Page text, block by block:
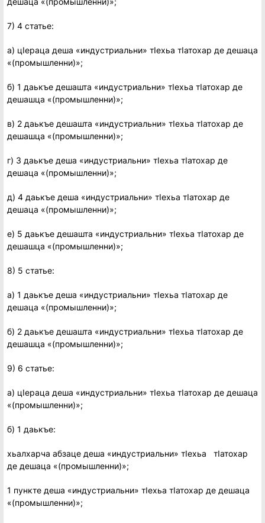
7) 4 статье:
а) цIераца деша «индустриальни» тIехьа тIатохар де дешаца
«(промышленни)»;
б) 1 даькъе дешашта «индустриальни» тIехьа тIатохар де
дешашца «(промышленни)»;
в) 2 даькъе дешашта «индустриальни» тIехьа тIатохар де
дешашца «(промышленни)»;
г) 3 даькъе деша «индустриальни» тIехьа тIатохар де
дешаца «(промышленни)»;
д) 4 даькъе деша «индустриальни» тIехьа тIатохар де
дешаца «(промышленни)»;
е) 5 даькъе дешашта «индустриальни» тIехьа тIатохар де
дешашца «(промышленни)»;
8) 5 статье:
а) 1 даькъе деша «индустриальни» тIехьа тIатохар де
дешаца «(промышленни)»;
б) 2 даькъе дешашта «индустриальни» тIехьа тIатохар де
дешашца «(промышленни)»;
9) 6 статье:
а) цIераца деша «индустриальни» тIехьа тIатохар де дешаца
«(промышленни)»;
б) 1 даькъе:
хьалхарча абзаце деша «индустриальни» тIехьа тIатохар
де дешаца «(промышленни)»;
1 пункте деша «индустриальни» тIехьа тIатохар де дешаца
«(промышленни)»;